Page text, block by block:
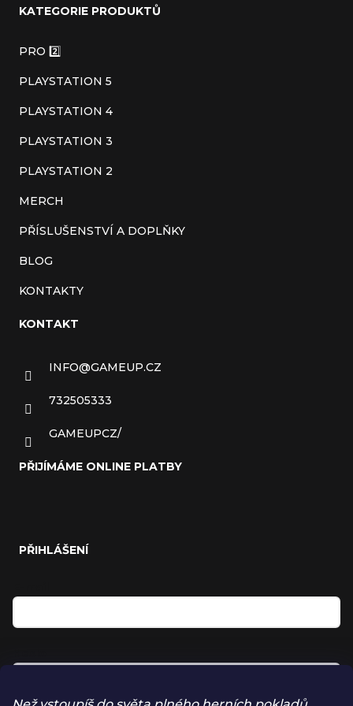
KATEGORIE PRODUKTŮ
PRO 2️⃣
PLAYSTATION 5
PLAYSTATION 4
PLAYSTATION 3
PLAYSTATION 2
MERCH
PŘÍSLUŠENSTVÍ A DOPLŇKY
BLOG
KONTAKTY
KONTAKT
INFO@GAMEUP.CZ
732505333
GAMEUPCZ/
PŘIJÍMÁME ONLINE PLATBY
PŘIHLÁŠENÍ